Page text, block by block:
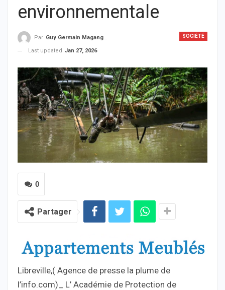
environnementale
SOCIÉTÉ
Par Guy Germain Maganga Nziengui
Last updated Jan 27, 2026
0
Partager
Libreville,( Agence de presse la plume de
l’info.com)_ L’ Académie de Protection de